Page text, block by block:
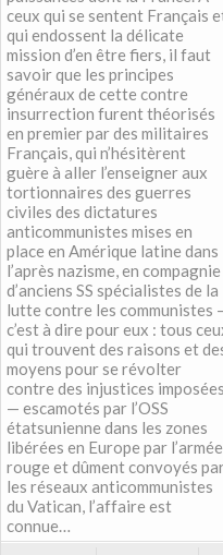
ceux qui se sentent Français
qui endossent la délicate
mission d’en être fiers, il faut
savoir que les principes
généraux de cette contre
insurrection furent théorisés
en premier par des militaires
Français, qui n’hésitèrent
guère à aller l’enseigner aux
tortionnaires des guerres
civiles des dictatures
anticommunistes mises en
place en Amérique latine dans
l’après nazisme, en compagnie
d’anciens SS spécialistes de la
lutte contre les communistes
c’est à dire pour eux : tous
qui trouvent des raisons et
moyens pour se révolter
contre des injustices imposées
— escamotés par l’OSS
étatsunienne dans les zones
libérées en Europe par l’armée
rouge et dûment convoyés
les réseaux anticommunistes
du Vatican, l’affaire est
connue…